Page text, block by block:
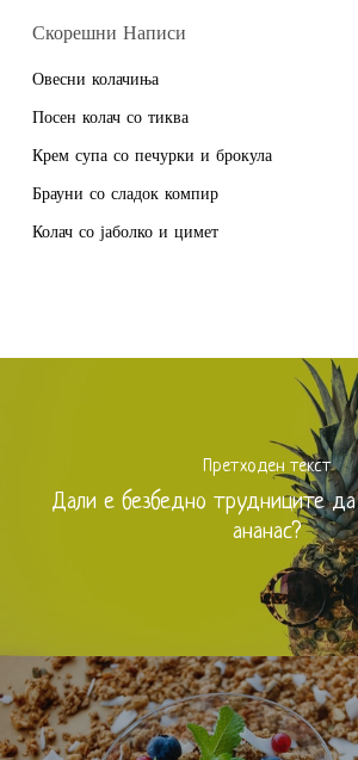
Скорешни Написи
Овесни колачиња
Посен колач со тиква
Крем супа со печурки и брокула
Брауни со сладок компир
Колач со јаболко и цимет
Претходен текст
Дали е безбедно трудниците
ананас?